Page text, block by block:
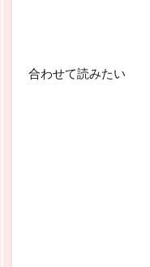
合わせて読みたい